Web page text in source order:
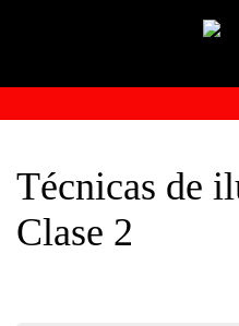
Técnicas de
Clase 2